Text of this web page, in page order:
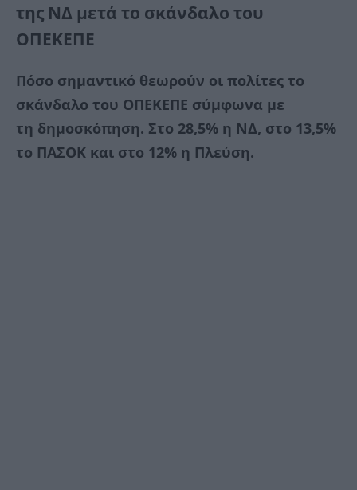
της ΝΔ μετά το σκάνδαλο του
ΟΠΕΚΕΠΕ
Πόσο σημαντικό θεωρούν οι πολίτες το
σκάνδαλο του ΟΠΕΚΕΠΕ σύμφωνα με
τη δημοσκόπηση. Στο 28,5% η ΝΔ, στο 13,5%
το ΠΑΣΟΚ και στο 12% η Πλεύση.